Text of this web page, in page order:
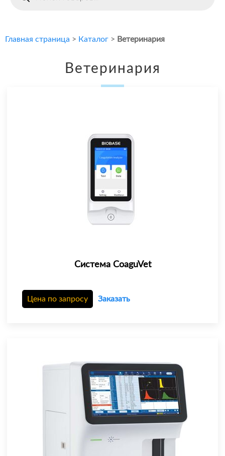
Главная страница > Каталог > Ветеринария
Ветеринария
Система CoaguVet
Цена по запросу Заказать